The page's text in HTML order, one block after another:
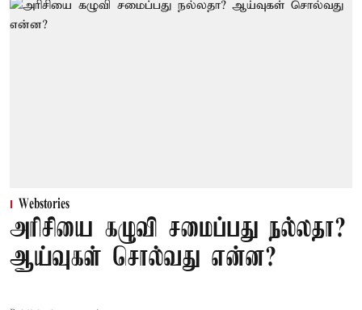
Webstories
அரிசியை கழுவி சமைப்பது நல்லதா?
ஆய்வுகள் சொல்வது என்ன?